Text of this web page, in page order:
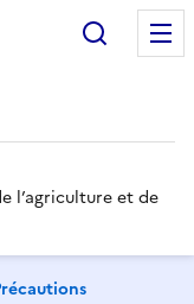
l’agriculture et de